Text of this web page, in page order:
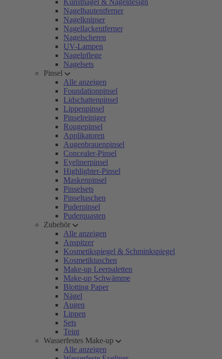
Kunstnägel & Nageldesign
Nagelhautentferner
Nagelknipser
Nagellackentferner
Nagelscheren
UV-Lampen
Nagelpflege
Nagelsets
Pinsel
Alle anzeigen
Foundationpinsel
Lidschattenpinsel
Lippenpinsel
Pinselreiniger
Rougepinsel
Applikatoren
Augenbrauenpinsel
Concealer-Pinsel
Eyelinerpinsel
Highlighter-Pinsel
Maskenpinsel
Pinselsets
Pinseltaschen
Puderpinsel
Puderquasten
Zubehör
Alle anzeigen
Anspitzer
Kosmetikspiegel & Schminkspiegel
Kosmetiktaschen
Make-up Leerpaletten
Make-up Schwämme
Blotting Paper
Nägel
Augen
Lippen
Sets
Teint
Wasserfestes Make-up
Alle anzeigen